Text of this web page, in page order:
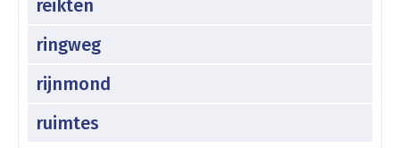
reikten
ringweg
rijnmond
ruimtes